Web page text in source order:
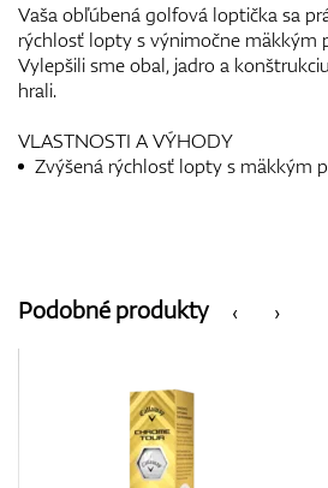
Vaša obľúbená golfová loptička sa
rýchlosť lopty s výnimočne mäkkým
Vylepšili sme obal, jadro a
hrali.
VLASTNOSTI A VÝHODY
Zvýšená rýchlosť lopty s mäkkým
‹
Podobné produkty ›